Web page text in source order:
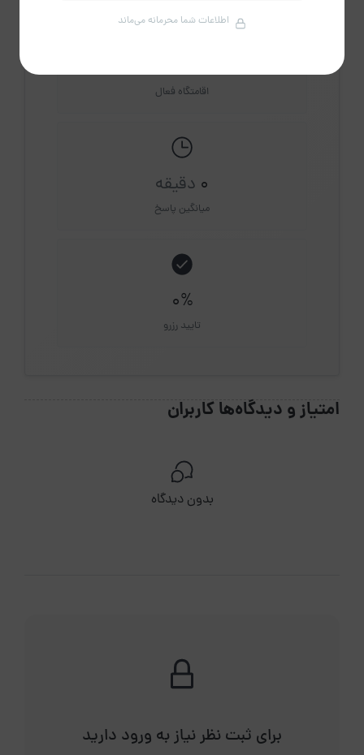
1
اقامتگاه فعال
0 دقیقه
میانگین پاسخ
0%
تایید رزرو
امتیاز و دیدگاه‌ها کاربران
بدون دیدگاه
برای ثبت نظر نیاز به ورود دارید
اطلاعات شما محرمانه می‌ماند